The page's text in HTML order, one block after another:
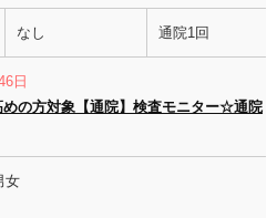
なし 通院1回
日
の方対象【通院】検査モニター☆通院
女